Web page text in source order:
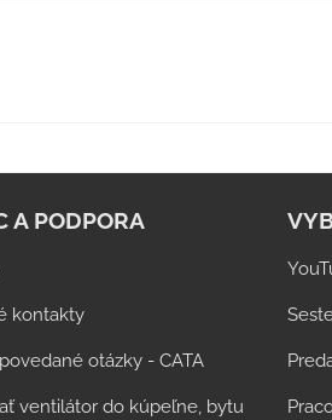
A PODPORA
kontakty
otázky - CATA
ventilátor do kúpeľne, bytu